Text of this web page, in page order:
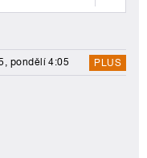
pondělí 4:05 PLUS